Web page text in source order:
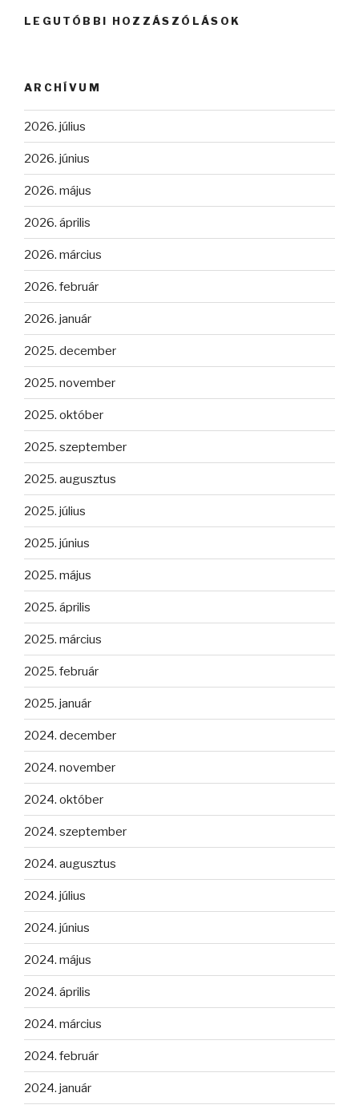
LEGUTÓBBI HOZZÁSZÓLÁSOK
ARCHÍVUM
2026. július
2026. június
2026. május
2026. április
2026. március
2026. február
2026. január
2025. december
2025. november
2025. október
2025. szeptember
2025. augusztus
2025. július
2025. június
2025. május
2025. április
2025. március
2025. február
2025. január
2024. december
2024. november
2024. október
2024. szeptember
2024. augusztus
2024. július
2024. június
2024. május
2024. április
2024. március
2024. február
2024. január